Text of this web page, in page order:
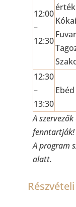
12:00
–
12:30
12:30
–
13:30
Ebéd
A
fenntartják!
A program
alatt.